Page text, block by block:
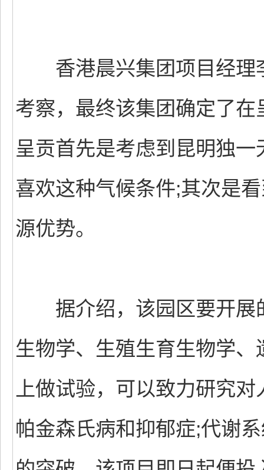
香港晨兴集团项目经理
考察，最终该集团确定了
呈贡首先是考虑到昆明独一
喜欢这种气候条件;其次是
源优势。
据介绍，该园区要开展
生物学、生殖生育生物学
上做试验，可以致力研究
帕金森氏病和抑郁症;代谢